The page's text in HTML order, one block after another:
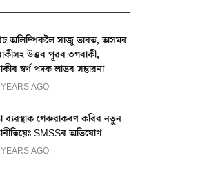
অলিম্পিকলৈ সাজু ভাৰত, অসমৰ
উত্তৰ পূৱৰ ৩গৰাকী,
স্বৰ্ণ পদক লাভৰ সম্ভাৱনা
AGO
ব‍্যৱস্থাক গেৰুৱাকৰণ কৰিব নতুন
SMSSৰ অভিযোগ
AGO